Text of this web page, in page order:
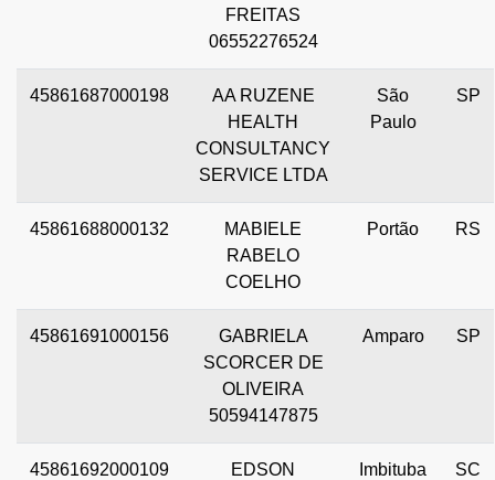
FREITAS
06552276524
45861687000198
AA RUZENE
HEALTH
CONSULTANCY
SERVICE LTDA
São
Paulo
SP
45861688000132
MABIELE
RABELO
COELHO
Portão RS
45861691000156
GABRIELA
SCORCER DE
OLIVEIRA
50594147875
Amparo SP
45861692000109 EDSON Imbituba SC